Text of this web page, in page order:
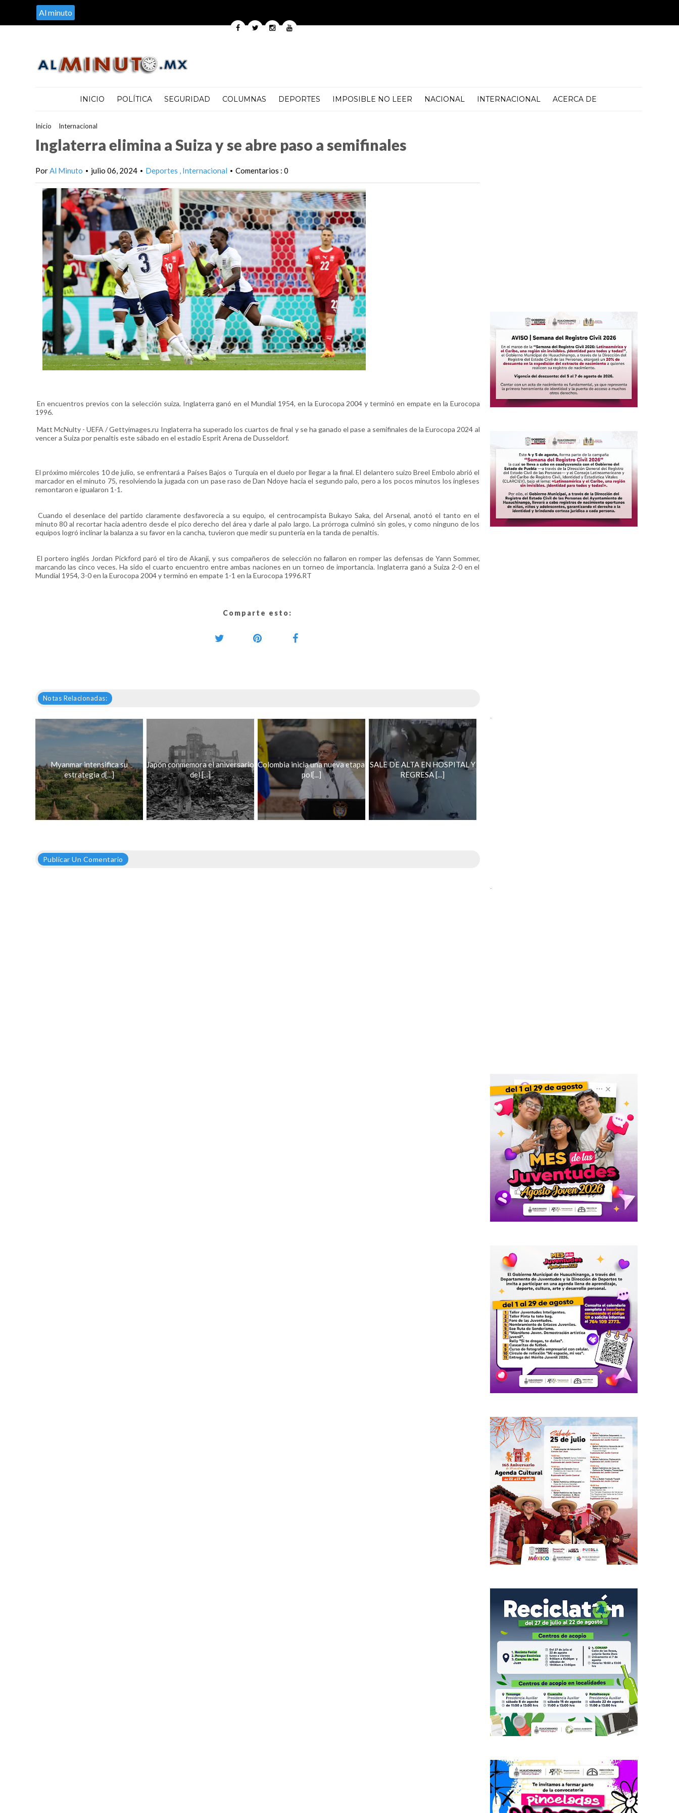
Al minuto
INICIO POLÍTICA SEGURIDAD COLUMNAS DEPORTES IMPOSIBLE NO LEER NACIONAL INTERNACIONAL ACERCA DE
Inicio Internacional
Inglaterra elimina a Suiza y se abre paso a semifinales
PorAl Minuto • julio 06, 2024 • Deportes Internacional • Comentarios : 0
En encuentros previos con la selección suiza, Inglaterra ganó en el Mundial 1954, en la Eurocopa 2004 y terminó en empate en la Eurocopa
1996.
Matt McNulty - UEFA / Gettyimages.ru Inglaterra ha superado los cuartos de final y se ha ganado el pase a semifinales de la Eurocopa 2024 al
vencer a Suiza por penaltis este sábado en el estadio Esprit Arena de Dusseldorf.
El próximo miércoles 10 de julio, se enfrentará a Países Bajos o Turquía en el duelo por llegar a la final. El delantero suizo Breel Embolo abrió el
marcador en el minuto 75, resolviendo la jugada con un pase raso de Dan Ndoye hacia el segundo palo, pero a los pocos minutos los ingleses
remontaron e igualaron 1-1.
Cuando el desenlace del partido claramente desfavorecía a su equipo, el centrocampista Bukayo Saka, del Arsenal, anotó el tanto en el
minuto 80 al recortar hacia adentro desde el pico derecho del área y darle al palo largo. La prórroga culminó sin goles, y como ninguno de los
equipos logró inclinar la balanza a su favor en la cancha, tuvieron que medir su puntería en la tanda de penaltis.
El portero inglés Jordan Pickford paró el tiro de Akanji, y sus compañeros de selección no fallaron en romper las defensas de Yann Sommer,
marcando las cinco veces. Ha sido el cuarto encuentro entre ambas naciones en un torneo de importancia. Inglaterra ganó a Suiza 2-0 en el
Mundial 1954, 3-0 en la Eurocopa 2004 y terminó en empate 1-1 en la Eurocopa 1996.RT
Comparte esto:
Notas Relacionadas:
Myanmar intensifica su
estrategia d[...]
Japón conmemora el aniversario
del [...]
Colombia inicia una nueva etapa
pol[...]
SALE DE ALTA EN HOSPITAL Y
REGRESA [...]
Publicar Un Comentario
.
.